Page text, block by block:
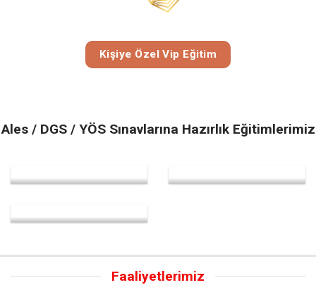
Kişiye Özel Vip Eğitim
Ales / DGS / YÖS Sınavlarına Hazırlık Eğitimlerimiz
Faaliyetlerimiz